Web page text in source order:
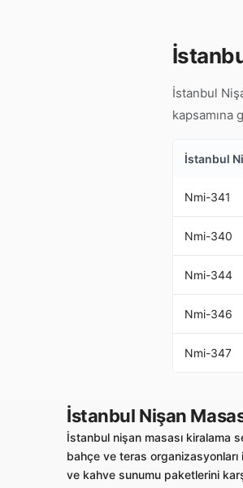
İstanbul
kapsamına
İstanbul
Nmi-341
Nmi-340
Nmi-344
Nmi-346
Nmi-347
İstanbul Nişan
İstanbul nişan masası kiralama
bahçe ve teras
ve kahve sunumu paketlerini